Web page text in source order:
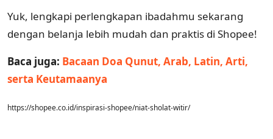
Yuk, lengkapi perlengkapan ibadahmu sekarang
dengan belanja lebih mudah dan praktis di Shopee!
Baca juga: Bacaan Doa Qunut, Arab, Latin, Arti,
serta Keutamaanya
https://shopee.co.id/inspirasi-shopee/niat-sholat-witir/